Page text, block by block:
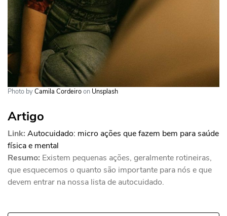
Photo byCamila Cordeiroon Unsplash
Artigo
Link: Autocuidado: micro ações que fazem bem para saúde
física e mental
Resumo: Existem pequenas ações, geralmente rotineiras,
que esquecemos o quanto são importante para nós e que
devem entrar na nossa lista de autocuidado.